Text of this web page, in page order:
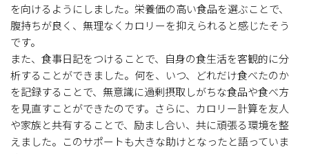
を向けるようにしました。栄養価の高い食品を選ぶことで、
腹持ちが良く、無理なくカロリーを抑えられると感じたそう
です。
また、食事日記をつけることで、自身の食生活を客観的に分
析することができました。何を、いつ、どれだけ食べたのか
を記録することで、無意識に過剰摂取しがちな食品や食べ方
を見直すことができたのです。さらに、カロリー計算を友人
や家族と共有することで、励まし合い、共に頑張る環境を整
えました。このサポートも大きな助けとなったと語っていま